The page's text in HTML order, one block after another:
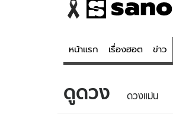
หน้าแรก เรื่องฮอต ข่าว
ข่าว
ดูดวง ดวงแม่น